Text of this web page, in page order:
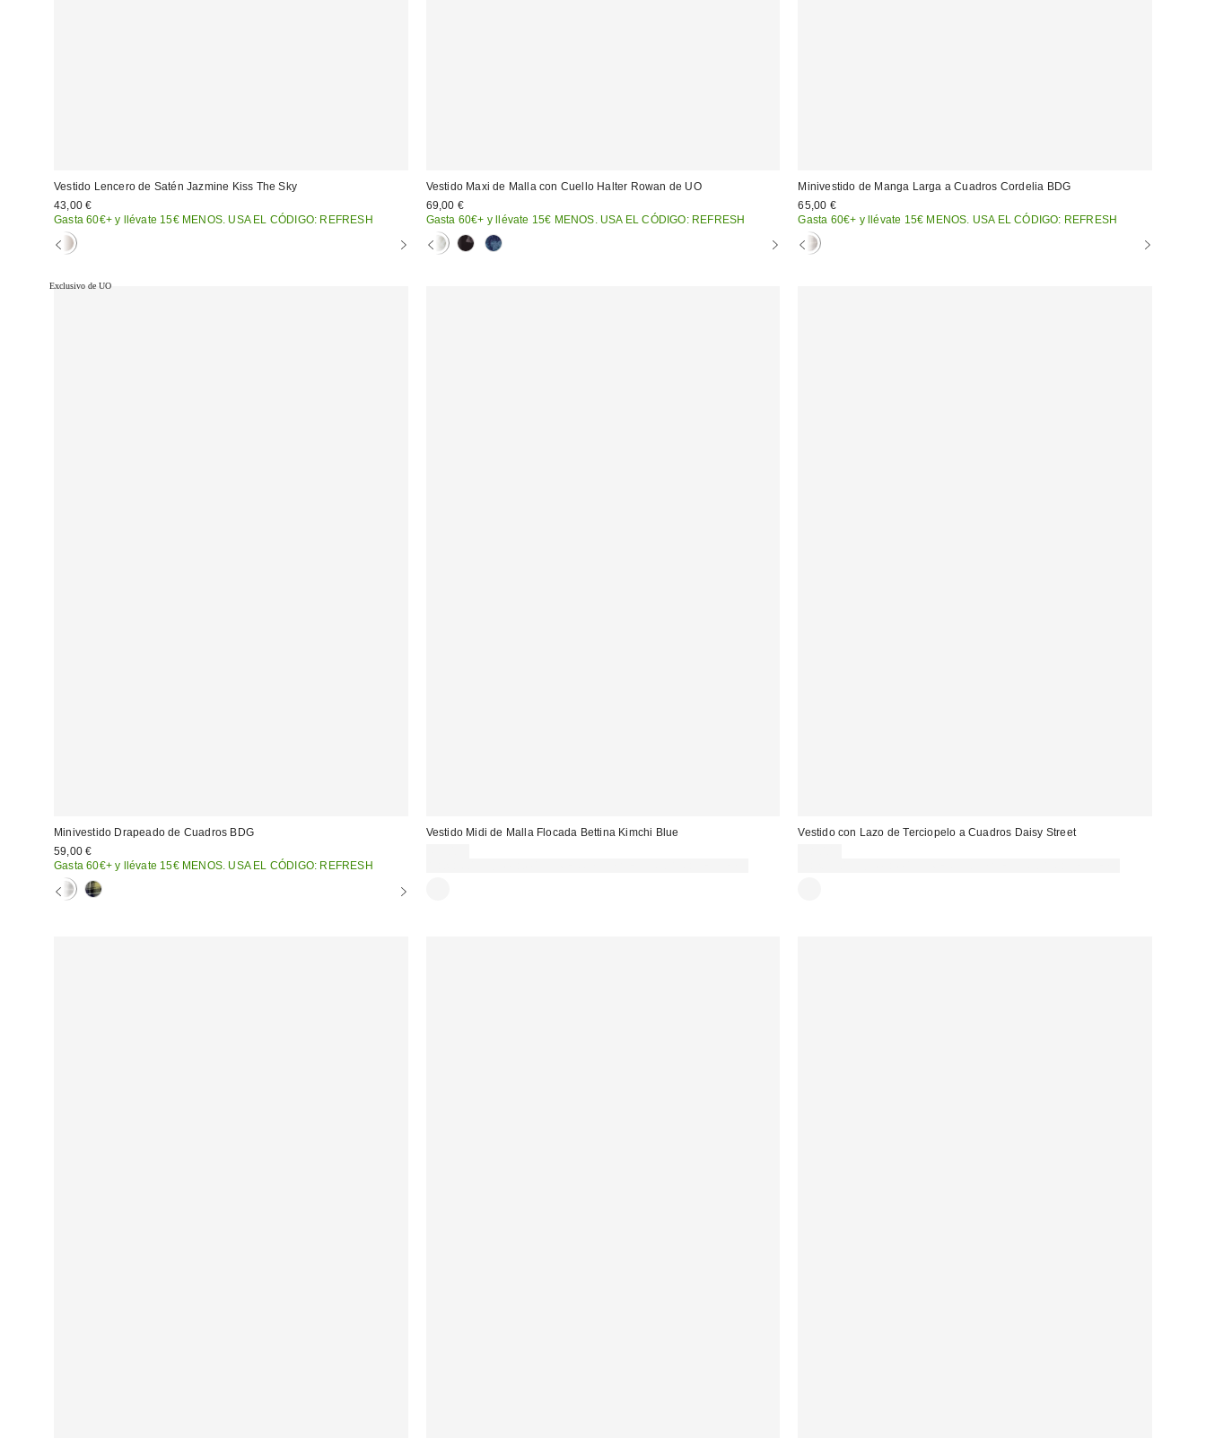
Vestido Lencero de Satén Jazmine Kiss The Sky
43,00 €
Gasta 60€+ y llévate 15€ MENOS. USA EL CÓDIGO: REFRESH
Vestido Maxi de Malla con Cuello Halter Rowan de UO
69,00 €
Gasta 60€+ y llévate 15€ MENOS. USA EL CÓDIGO: REFRESH
Minivestido de Manga Larga a Cuadros Cordelia BDG
65,00 €
Gasta 60€+ y llévate 15€ MENOS. USA EL CÓDIGO: REFRESH
Exclusivo de UO
Minivestido Drapeado de Cuadros BDG
59,00 €
Gasta 60€+ y llévate 15€ MENOS. USA EL CÓDIGO: REFRESH
Vestido Midi de Malla Flocada Bettina Kimchi Blue
Vestido con Lazo de Terciopelo a Cuadros Daisy Street